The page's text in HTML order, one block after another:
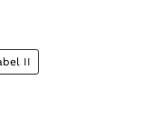
II